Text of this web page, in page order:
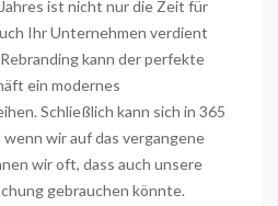
ist nicht nur die Zeit für
Ihr Unternehmen verdient
kann der perfekte
ein modernes
Schließlich kann sich in 365
wenn wir auf das vergangene
wir oft, dass auch unsere
gebrauchen könnte.